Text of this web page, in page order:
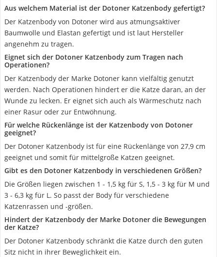
Aus welchem Material ist der Dotoner Katzenbody gefertigt?
Der Katzenbody von Dotoner wird aus atmungsaktiver
Baumwolle und Elastan gefertigt und ist laut Hersteller
angenehm zu tragen.
Eignet sich der Dotoner Katzenbody zum Tragen nach
Operationen?
Der Katzenbody der Marke Dotoner kann vielfältig genutzt
werden. Nach Operationen hindert er die Katze daran, an der
Wunde zu lecken. Er eignet sich auch als Wärmeschutz nach
einer Rasur oder zur Entwöhnung.
Für welche Rückenlänge ist der Katzenbody von Dotoner
geeignet?
Der Dotoner Katzenbody ist für eine Rückenlänge von 27,9 cm
geeignet und somit für mittelgroße Katzen geeignet.
Gibt es den Dotoner Katzenbody in verschiedenen Größen?
Die Größen liegen zwischen 1 - 1,5 kg für S, 1,5 - 3 kg für M und
3 - 6,3 kg für L. So passt der Body für verschiedene
Katzenrassen und -größen.
Hindert der Katzenbody der Marke Dotoner die Bewegungen
der Katze?
Der Dotoner Katzenbody schränkt die Katze durch den guten
Sitz nicht in ihrer Beweglichkeit ein.